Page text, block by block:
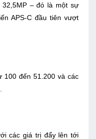
– đó là một sự
APS-C đầu tiên vượt
100 đến 51.200 và các
các giá trị đẩy lên tới